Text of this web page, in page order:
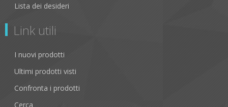
Lista dei desideri
Link utili
I nuovi prodotti
Ultimi prodotti visti
Confronta i prodotti
Cerca